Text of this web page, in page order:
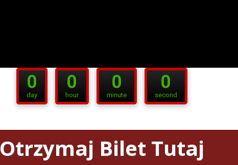
0
day
0
hour
0
minute
0
second
Otrzymaj Bilet Tutaj